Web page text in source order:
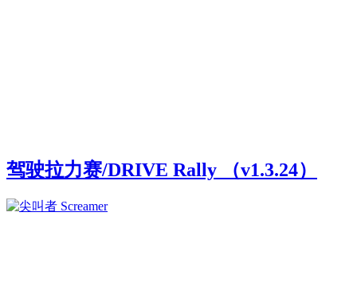
驾驶拉力赛/DRIVE Rally （v1.3.24）